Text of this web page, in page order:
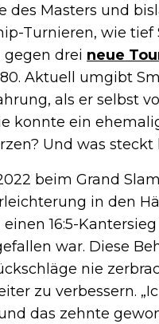
des Masters und
Turnieren, wie
gegen drei neue
Aktuell umgibt
als er selbst
konnte ein
Und was
beim Grand
in den
einen 16:5-
war. Diese
nie
zu verbessern.
das zehnte